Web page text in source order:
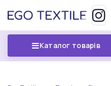
Каталог товарів